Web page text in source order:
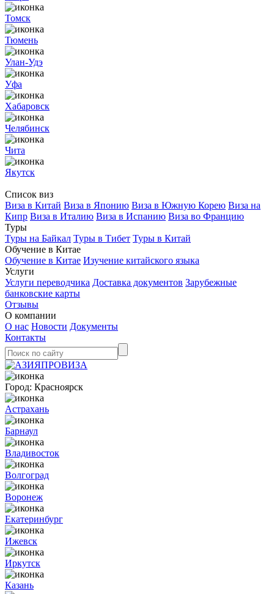
Томск
Тюмень
Улан-Удэ
Уфа
Хабаровск
Челябинск
Чита
Якутск
Список виз
Виза в Китай Виза в Японию Виза в Южную Корею Виза на
Кипр Виза в Италию Виза в Испанию Виза во Францию
Туры
Туры на Байкал Туры в Тибет Туры в Китай
Обучение в Китае
Обучение в Китае Изучение китайского языка
Услуги
Услуги переводчика Доставка документов Зарубежные
банковские карты
Отзывы
О компании
О нас Новости Документы
Контакты
Город: Красноярск
Астрахань
Барнаул
Владивосток
Волгоград
Воронеж
Екатеринбург
Ижевск
Иркутск
Казань